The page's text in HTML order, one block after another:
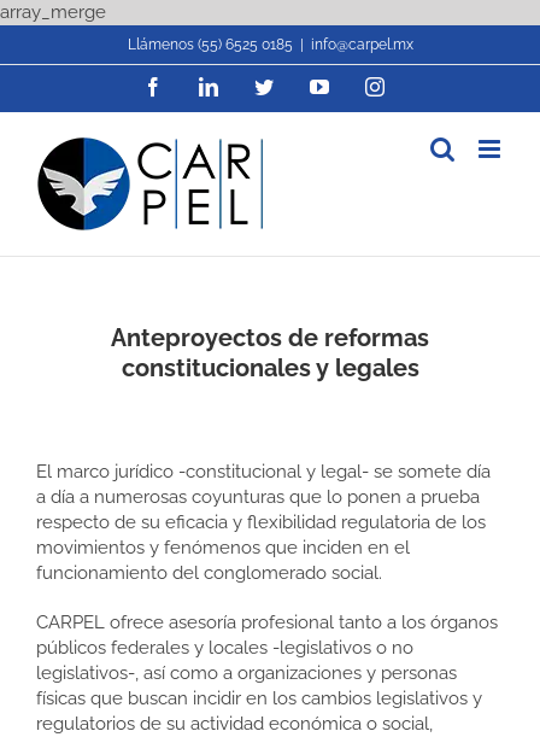
array_mergeSkip
content
Llámenos (55) 6525 0185 info@carpel.mx
FacebookLinkedInTwitterYouTubeInstagram
Anteproyectos de reformas
constitucionales y legales
El marco jurídico -constitucional y legal- se somete día
a día a numerosas coyunturas que lo ponen a prueba
respecto de su eficacia y flexibilidad regulatoria de los
movimientos y fenómenos que inciden en el
funcionamiento del conglomerado social.
CARPEL ofrece asesoría profesional tanto a los órganos
públicos federales y locales -legislativos o no
legislativos-, así como a organizaciones y personas
físicas que buscan incidir en los cambios legislativos y
regulatorios de su actividad económica o social,